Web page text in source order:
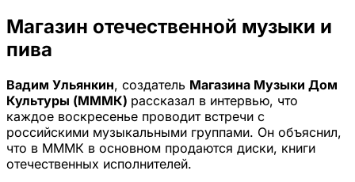
Магазин отечественной музыки и
пива
Вадим Ульянкин, создатель Магазина Музыки Дом
Культуры (МММК) рассказал в интервью, что
каждое воскресенье проводит встречи с
российскими музыкальными группами. Он объяснил,
что в МММК в основном продаются диски, книги
отечественных исполнителей.